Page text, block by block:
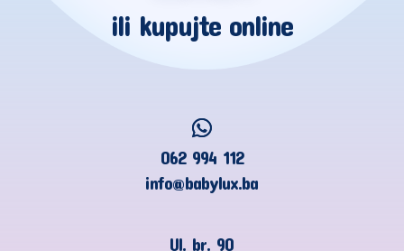
ili kupujte online
062 994 112
info@babylux.ba
Ul. br. 90